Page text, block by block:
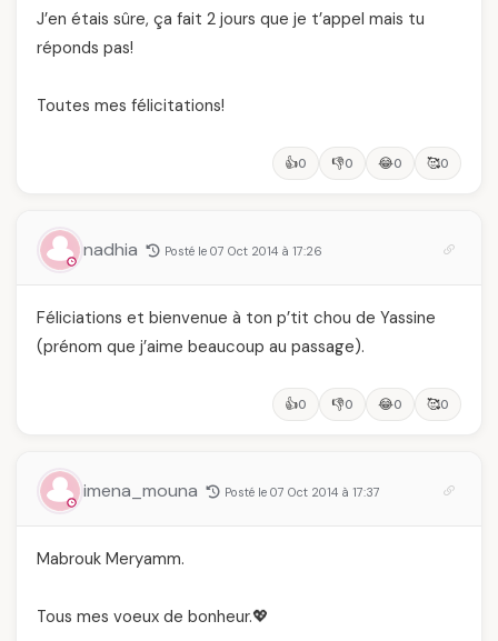
J’en étais sûre, ça fait 2 jours que je t’appel mais tu
réponds pas!
Toutes mes félicitations!
👍0 👎0 😂0 🥰0
nadhia Posté le 07 Oct 2014 à 17:26
Féliciations et bienvenue à ton p’tit chou de Yassine
(prénom que j’aime beaucoup au passage).
👍0 👎0 😂0 🥰0
imena_mouna Posté le 07 Oct 2014 à 17:37
Mabrouk Meryamm.
Tous mes voeux de bonheur.💖